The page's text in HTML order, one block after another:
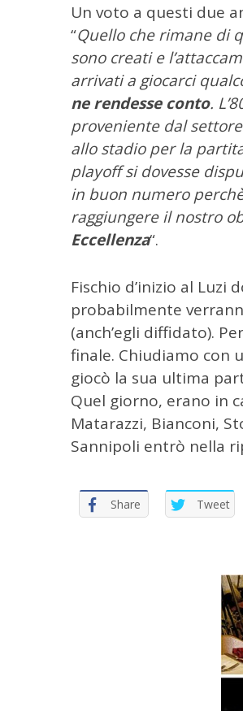
Un voto a questi due
“Quello che rimane di
sono creati e
arrivati a giocarci
ne rendesse conto.
proveniente dal
allo stadio per la
playoff si dovesse
in buon numero
raggiungere il nostro
Eccellenza“.
Fischio d’inizio al Luzi
probabilmente
(anch’egli diffidato).
finale. Chiudiamo con
giocò la sua ultima
Quel giorno, erano in
Matarazzi, Bianconi,
Sannipoli entrò nella
Share Tweet